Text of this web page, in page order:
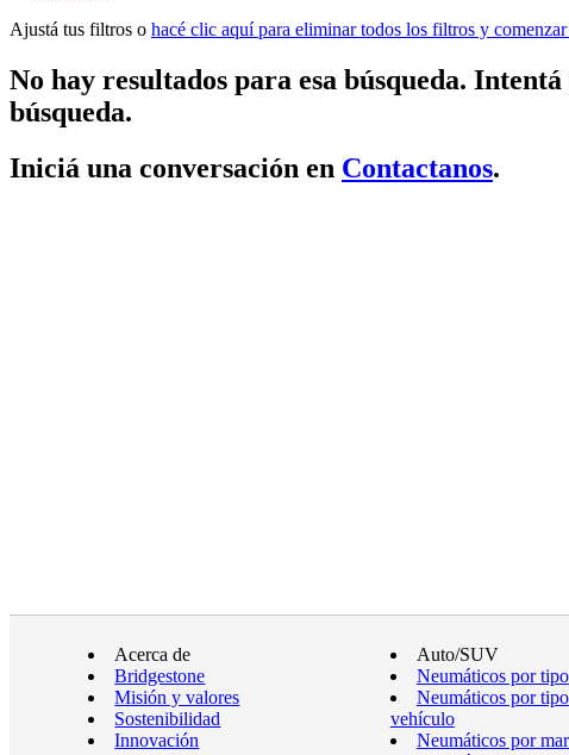
Ajustá tus filtros o hacé clic aquí para eliminar todos los filtros y
No hay resultados para esa búsqueda.
búsqueda.
Iniciá una conversación en Contactanos.
Acerca de
Bridgestone
Misión y valores
Sostenibilidad
Innovación
Auto/SUV
Neumáticos por tipo
Neumáticos por
vehículo
Neumáticos por